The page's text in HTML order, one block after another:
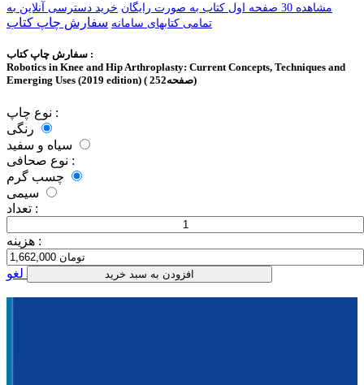
ﻣﺸﺎﻫﺪﻩ 30 ﺻﻔﺤﻪ اﻭﻝ ﮐﺘﺎﺏ ﺑﻪ ﺻﻮﺭﺕ ﺭاﯾﮕﺎﻥ
خرید دسترسی آنلاین به
تمامی کتابهای سامانه سفارش چاپ کتاب
سفارش چاپ کتاب :
Robotics in Knee and Hip Arthroplasty: Current Concepts, Techniques and
Emerging Uses (2019 edition) ( 252صفحه)
نوع چاپ :
رنگی
سیاه و سفید
نوع صحافی :
تعداد :
هزینه :
افزودن به سبد خرید